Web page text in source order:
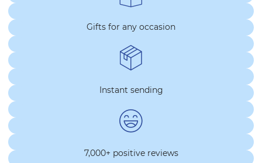
Gifts for any occasion
Instant sending
7,000+ positive reviews